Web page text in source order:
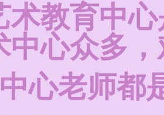
术教育中
中心众多
心老师都